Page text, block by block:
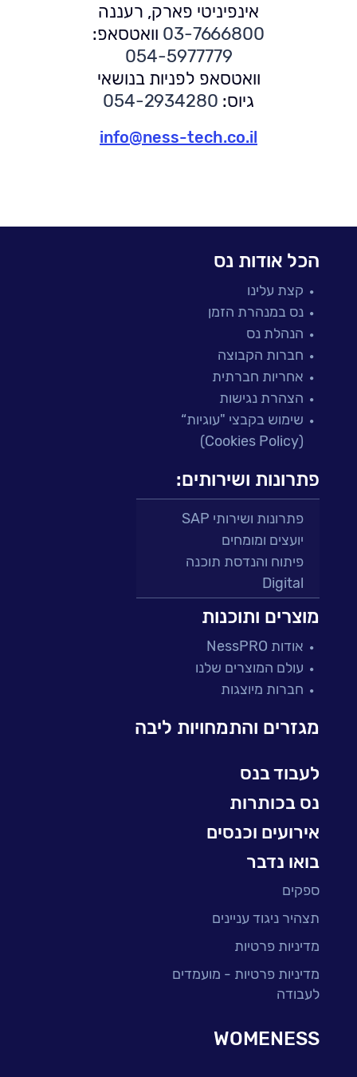
אינפיניטי פארק, רעננה
03-7666800 וואטסאפ:
054-5977779
וואטסאפ לפניות בנושאי
גיוס: 054-2934280
info@ness-tech.co.il
הכל אודות נס
קצת עלינו
נס במנהרת הזמן
הנהלת נס
חברות הקבוצה
אחריות חברתית
הצהרת נגישות
שימוש בקבצי "עוגיות“
(Cookies Policy)
פתרונות ושירותים:
פתרונות ושירותי SAP
יועצים ומומחים
פיתוח והנדסת תוכנה
Digital
פתרונות למגזר הפיננסי
מיקור חוץ ושירותים מנוהלים
בדיקות והבטחת איכות
עולמות הענן
עולמות הסייבר
BI, Analytics & Big-Data
מוצרים ותוכנות
אודות NessPRO
עולם המוצרים שלנו
חברות מיוצגות
מגזרים והתמחויות ליבה
לעבוד בנס
נס בכותרות
אירועים וכנסים
בואו נדבר
ספקים
תצהיר ניגוד עניינים
מדיניות פרטיות
מדיניות פרטיות - מועמדים
לעבודה
WOMENESS